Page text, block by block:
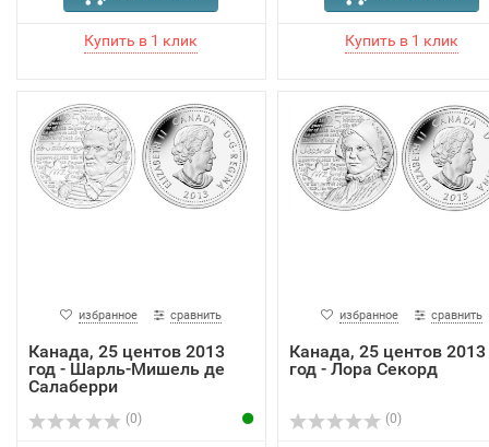
избранное сравнить
Канада, 25 центов 2013
год - Шарль-Мишель де
Салаберри
(0)
избранное сравнить
Канада, 25 центов 2013
год - Лора Секорд
(0)